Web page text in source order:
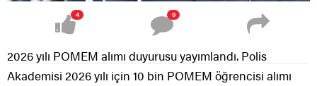
4 0
2026 yılı POMEM alımı duyurusu yayımlandı. Polis
Akademisi 2026 yılı için 10 bin POMEM öğrencisi alımı